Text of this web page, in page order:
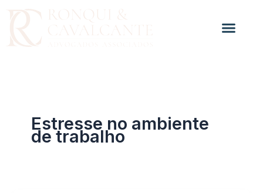
Estresse no ambiente
de trabalho